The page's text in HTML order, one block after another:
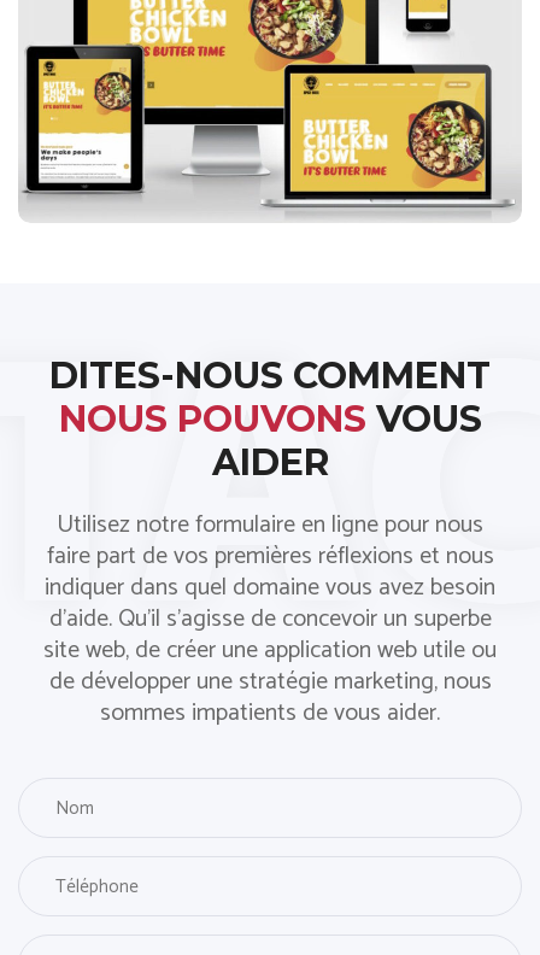
Spice Bros
DITES-NOUS COMMENT
NOUS POUVONS VOUS
AIDER
Utilisez notre formulaire en ligne pour nous
faire part de vos premières réflexions et nous
indiquer dans quel domaine vous avez besoin
d'aide. Qu'il s'agisse de concevoir un superbe
site web, de créer une application web utile ou
de développer une stratégie marketing, nous
sommes impatients de vous aider.